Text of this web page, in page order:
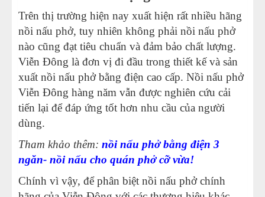
Trên thị trường hiện nay xuất hiện rất nhiều hãng
nồi nấu phở, tuy nhiên không phải nồi nấu phở
nào cũng đạt tiêu chuẩn và đảm bảo chất lượng.
Viễn Đông là đơn vị đi đầu trong thiết kế và sản
xuất nồi nấu phở bằng điện cao cấp. Nồi nấu phở
Viễn Đông hàng năm vẫn được nghiên cứu cải
tiến lại để đáp ứng tốt hơn nhu cầu của người
dùng.
Tham khảo thêm: nồi nấu phở bằng điện 3
ngăn- nồi nấu cho quán phở cỡ vừa!
Chính vì vậy, để phân biệt nồi nấu phở chính